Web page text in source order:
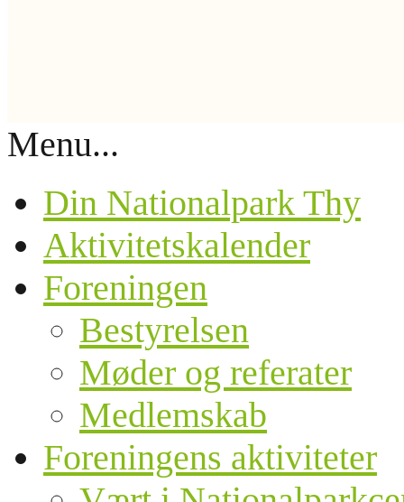
Menu...
Din Nationalpark Thy
Aktivitetskalender
Foreningen
Bestyrelsen
Møder og referater
Medlemskab
Foreningens aktiviteter